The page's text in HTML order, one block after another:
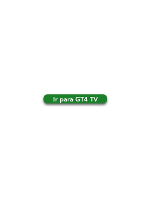
Ir para GT4 TV